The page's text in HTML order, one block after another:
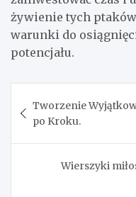
żywienie tych
warunki do
potencjału.
wpisu
Tworzenie
po Kroku.
Wierszyki